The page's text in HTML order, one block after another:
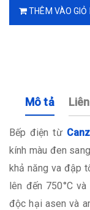
THÊM VÀO GIỎ
Mô tả
Bếp điện từ
kính màu đen
khả năng va đập
lên đến 750°C
độc hại asen và